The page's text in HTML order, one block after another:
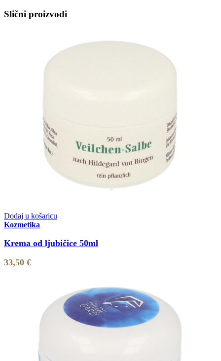
Slični proizvodi
Dodaj u košaricu
Kozmetika
Krema od ljubičice 50ml
33,50 €